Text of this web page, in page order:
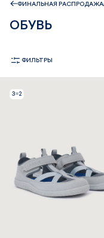
ФИНАЛЬНАЯ РАСПРОДАЖА
ОБУВЬ
ФИЛЬТРЫ
3=2